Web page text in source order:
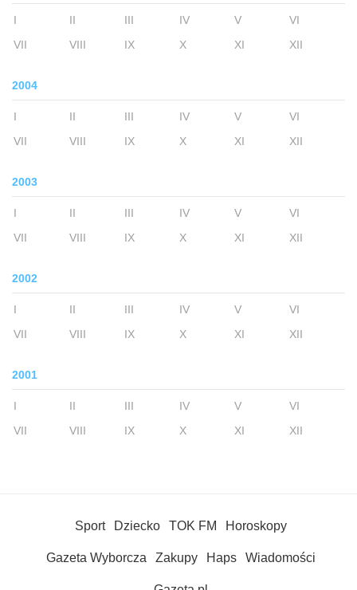
I II III IV V
VI
VII
VIII IX X XI XII
2004
I II III IV V
VI
VII
VIII IX X XI XII
2003
I II III IV V
VI
VII
VIII IX X XI XII
2002
I II III IV V
VI
VII
VIII IX X XI XII
2001
I II III IV V
VI
VII
VIII IX X XI XII
Sport Dziecko TOK FM Horoskopy
Gazeta Wyborcza Zakupy Haps Wiadomości